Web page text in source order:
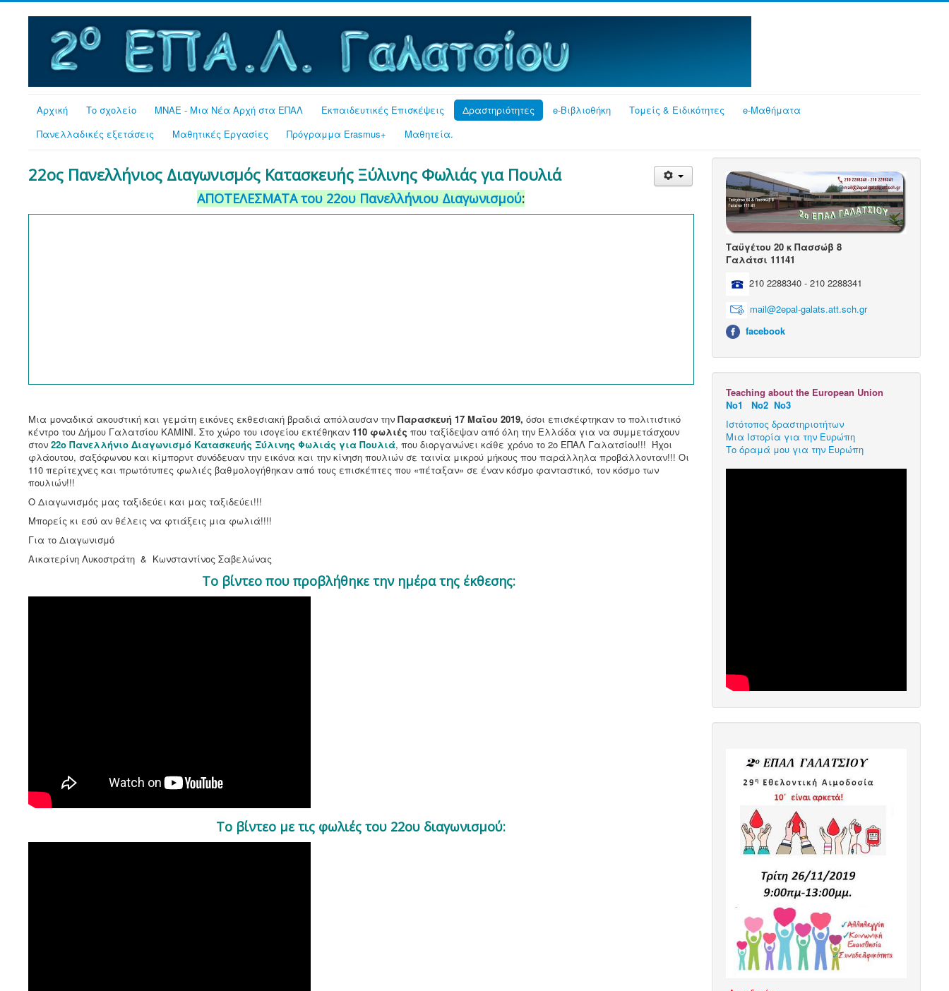
Αρχική Το σχολείο MNAE - Μια Νέα Αρχή στα ΕΠΑΛ Εκπαιδευτικές Επισκέψεις Δραστηριότητες e-Βιβλιοθήκη Τομείς & Ειδικότητες
e-Μαθήματα
Πανελλαδικές εξετάσεις
Μαθητικές Εργασίες Πρόγραμμα Erasmus+ Μαθητεία.
22ος Πανελλήνιος Διαγωνισμός Κατασκευής Ξύλινης Φωλιάς για Πουλιά
ΑΠΟΤΕΛΕΣΜΑΤΑ του 22ου Πανελλήνιου Διαγωνισμού:
Μια μοναδικά ακουστική και γεμάτη εικόνες εκθεσιακή βραδιά απόλαυσαν την Παρασκευή 17 Μαΐου 2019, όσοι επισκέφτηκαν το πολιτιστικό
κέντρο του Δήμου Γαλατσίου ΚΑΜΙΝΙ. Στο χώρο του ισογείου εκτέθηκαν 110 φωλιές που ταξίδεψαν από όλη την Ελλάδα για να συμμετάσχουν
στον 22ο Πανελλήνιο Διαγωνισμό Κατασκευής Ξύλινης Φωλιάς για Πουλιά, που διοργανώνει κάθε χρόνο το 2ο ΕΠΑΛ Γαλατσίου!!! Ήχοι
φλάουτου, σαξόφωνου και κίμπορντ συνόδευαν την εικόνα και την κίνηση πουλιών σε ταινία μικρού μήκους που παράλληλα προβάλλονταν!!! Οι
110 περίτεχνες και πρωτότυπες φωλιές βαθμολογήθηκαν από τους επισκέπτες που «πέταξαν» σε έναν κόσμο φανταστικό, τον κόσμο των
πουλιών!!!
Ο Διαγωνισμός μας ταξιδεύει και μας ταξιδεύει!!!
Μπορείς κι εσύ αν θέλεις να φτιάξεις μια φωλιά!!!!
Για το Διαγωνισμό
Αικατερίνη Λυκοστράτη & Κωνσταντίνος Σαβελώνας
Το βίντεο που προβλήθηκε την ημέρα της έκθεσης:
Το βίντεο με τις φωλιές του 22ου διαγωνισμού:
Ταϋγέτου 20 κ Πασσώβ 8
Γαλάτσι 11141
210 2288340 - 210 2288341
mail@2epal-galats.att.sch.gr
facebook
Teaching about the European Union
Νο1
Νο2 Νο3
Ιστότοπος δραστηριοτήτων
Μια Ιστορία για την Ευρώπη
Το όραμά μου για την Ευρώπη